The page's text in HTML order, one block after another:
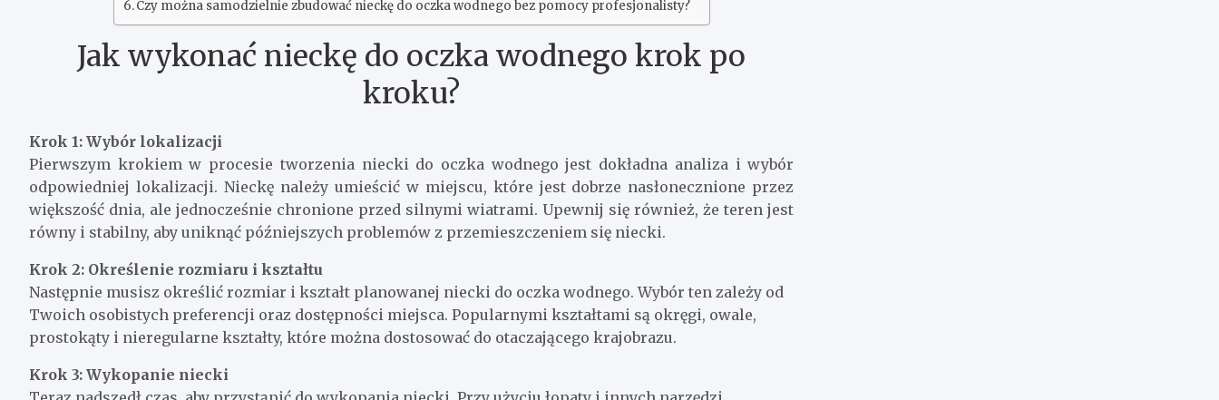
Czy można samodzielnie zbudować nieckę do oczka wodnego bez pomocy profesjonalisty?
Jak wykonać nieckę do oczka wodnego krok po
kroku?
Krok 1: Wybór lokalizacji
Pierwszym krokiem w procesie tworzenia niecki do oczka wodnego jest dokładna analiza i wybór
odpowiedniej lokalizacji. Nieckę należy umieścić w miejscu, które jest dobrze nasłonecznione przez
większość dnia, ale jednocześnie chronione przed silnymi wiatrami. Upewnij się również, że teren jest
równy i stabilny, aby uniknąć późniejszych problemów z przemieszczeniem się niecki.
Krok 2: Określenie rozmiaru i kształtu
Następnie musisz określić rozmiar i kształt planowanej niecki do oczka wodnego. Wybór ten zależy od
Twoich osobistych preferencji oraz dostępności miejsca. Popularnymi kształtami są okręgi, owale,
prostokąty i nieregularne kształty, które można dostosować do otaczającego krajobrazu.
Krok 3: Wykopanie niecki